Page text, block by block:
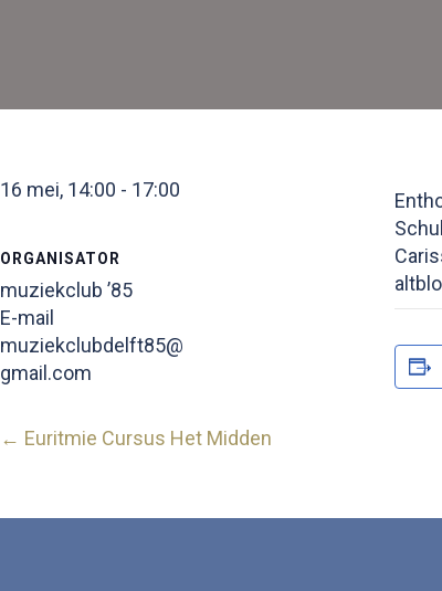
16 mei, 14:00 - 17:00
ORGANISATOR
muziekclub ’85
E-mail
muziekclubdelft85@
gmail.com
Posts
← Euritmie Cursus Het Midden